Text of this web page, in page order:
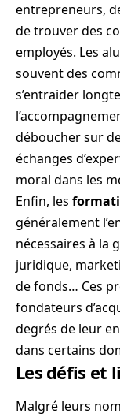
entrepreneurs,
de trouver des
employés. Les
souvent des
s’entraider
déboucher sur
échanges
moral dans les
Enfin, les
généralement
nécessaires à la
juridique,
de fonds… Ces
fondateurs
degrés de leur
dans certains
Les défis et
Malgré leurs